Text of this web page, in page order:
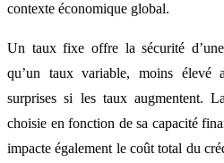
contexte économique global.
Un taux fixe offre la sécurité
qu’un taux variable, moins élevé
surprises si les taux augmentent.
choisie en fonction de sa capacité
impacte également le coût total du